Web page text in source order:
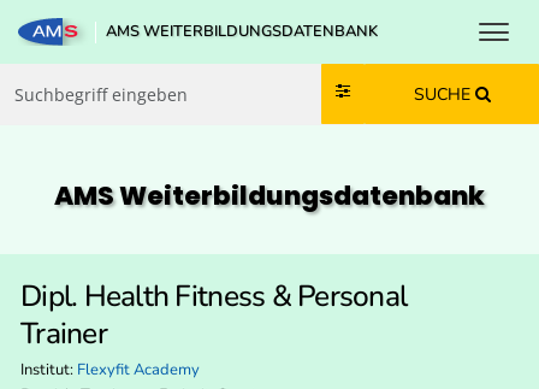
Zum Inhalt springen
Zum Navmenü springen
Zur Suche springen
Zur Footer springen
AMS WEITERBILDUNGSDATENBANK
SUCHE
AMS Weiterbildungs­datenbank
Dipl. Health Fitness & Personal
Trainer
Institut: Flexyfit Academy